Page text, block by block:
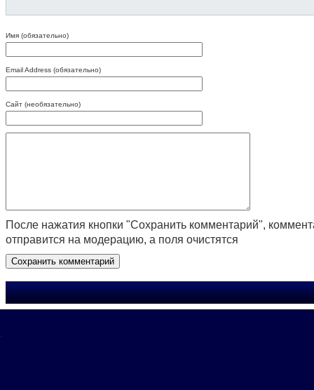
Имя (обязательно)
Email Address (обязательно)
Сайт (необязательно)
После нажатия кнопки "Сохранить комментарий",
отправится на модерацию, а поля очистятся
.